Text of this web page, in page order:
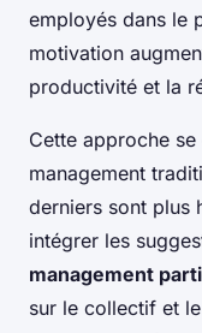
employés dans le
motivation
productivité et la
Cette approche
management
derniers sont plus
intégrer les
management
sur le collectif et